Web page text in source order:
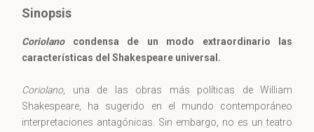
Sinopsis
Coriolanocondensa de un modo extraordinario las
características del Shakespeare universal.
Coriolano, una de las obras más políticas de William
Shakespeare, ha sugerido en el mundo contemporáneo
interpretaciones antagónicas. Sin embargo, no es un teatro